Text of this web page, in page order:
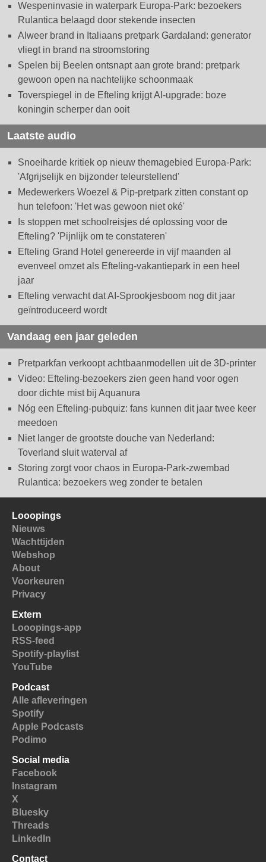
Wespeninvasie in waterpark Europa-Park: bezoekers
Rulantica belaagd door stekende insecten
Alweer brand in Italiaans pretpark Gardaland: generator
vliegt in brand na stroomstoring
Spelen bij Beelen ontsnapt aan grote brand: pretpark
gewoon open na nachtelijke schoonmaak
Toverspiegel in de Efteling krijgt AI-upgrade: boze
koningin scherper dan ooit
Laatste audio
Snoeiharde kritiek op nieuw themagebied Europa-Park:
'Afgrijselijk en bijzonder teleurstellend'
Medewerkers Woezel & Pip-pretpark zitten constant op
hun telefoon: 'Het was gewoon niet oké'
Is stoppen met schoolreisjes dé oplossing voor de
Efteling? 'Pijnlijk om te constateren'
Efteling Grand Hotel genereerde in vijf maanden al
evenveel omzet als Efteling-vakantiepark in een heel
jaar
Efteling verwacht dat AI-Sprookjesboom nog dit jaar
geïntroduceerd wordt
Vandaag een jaar geleden
Pretparkfan verkoopt achtbaanmodellen uit de 3D-printer
Video: Efteling-bezoekers zien geen hand voor ogen
door dichte mist bij Aquanura
Nóg een Efteling-pubquiz: fans kunnen dit jaar twee keer
meedoen
Niet langer de grootste douche van Nederland:
Toverland sluit waterval af
Storing zorgt voor chaos in Europa-Park-zwembad
Rulantica: bezoekers weg zonder te betalen
Looopings
Nieuws
Wachttijden
Webshop
About
Voorkeuren
Privacy
Extern
Looopings-app
RSS-feed
Spotify-playlist
YouTube
Podcast
Alle afleveringen
Spotify
Apple Podcasts
Podimo
Social media
Facebook
Instagram
X
Bluesky
Threads
LinkedIn
Contact